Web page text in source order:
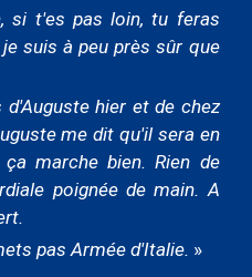
si t'es pas loin, tu feras
suis à peu près sûr que
hier et de chez
me dit qu'il sera en
marche bien. Rien de
poignée de main. A
pas Armée d'Italie. »